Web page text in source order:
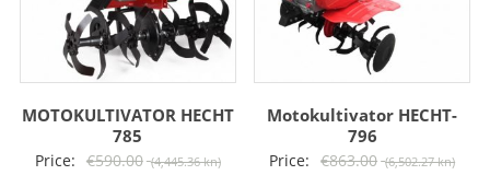
MOTOKULTIVATOR HECHT
785
Price: €590.00 (4,445.36 kn)Izvorna
Motokultivator HECHT-
796
Price: €863.00 (6,502.27 kn)